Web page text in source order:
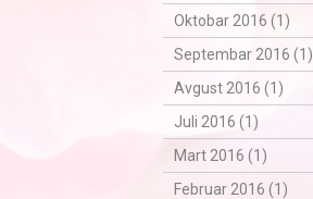
Oktobar 2016 (1)
Septembar 2016 (1)
Avgust 2016 (1)
Juli 2016 (1)
Mart 2016 (1)
Februar 2016 (1)